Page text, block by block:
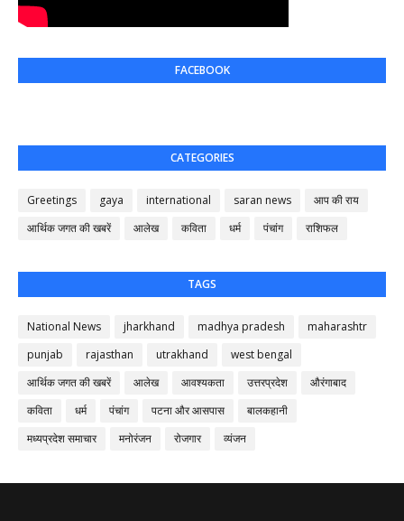
FACEBOOK
CATEGORIES
Greetings gaya international saran news
आप की राय
आर्थिक जगत की खबरें
आलेख कविता धर्म पंचांग राशिफल
TAGS
National News jharkhand madhya pradesh
maharashtr
punjab
rajasthan utrakhand
west bengal
आर्थिक जगत की खबरें
आलेख आवश्यकता उत्तरप्रदेश
औरंगाबाद
कविता
धर्म पंचांग पटना और आसपास
बालकहानी
मध्यप्रदेश समाचार
मनोरंजन रोजगार व्यंजन